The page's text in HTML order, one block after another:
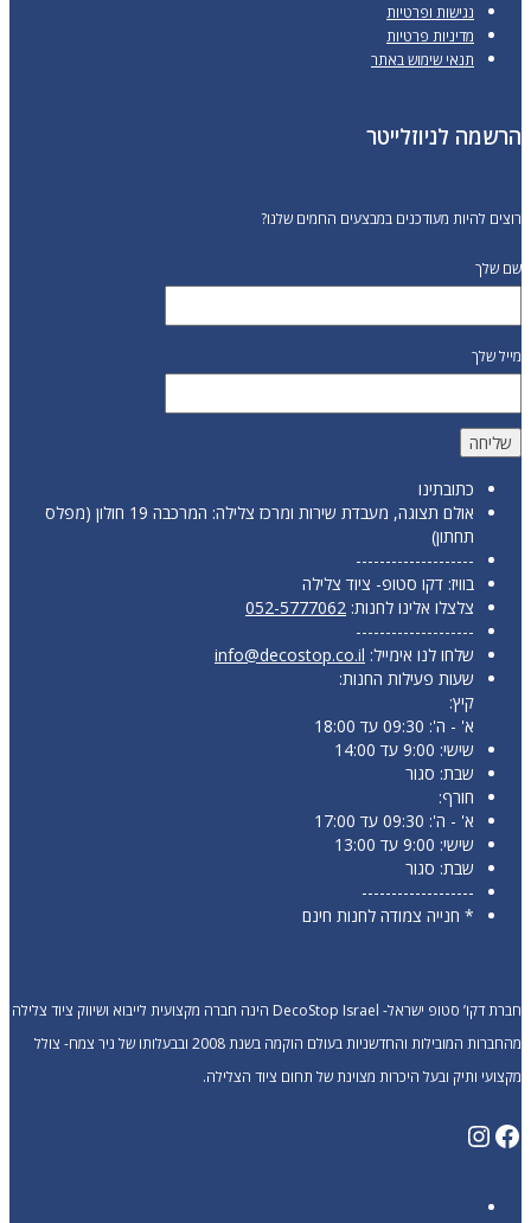
נגישות ופרטיות
מדיניות פרטיות
תנאי שימוש באתר
הרשמה לניוזלייטר
רוצים להיות מעודכנים במבצעים החמים שלנו?
שם שלך
מייל שלך
כתובתינו
אולם תצוגה, מעבדת שירות ומרכז צלילה: המרכבה 19 חולון (מפלס
תחתון)
--------------------
בוויז: דקו סטופ- ציוד צלילה
צלצלו אלינו לחנות: 052-5777062
--------------------
שלחו לנו אימייל: info@decostop.co.il
שעות פעילות החנות:
קיץ:
א' - ה': 09:30 עד 18:00
שישי: 9:00 עד 14:00
שבת: סגור
חורף:
א' - ה': 09:30 עד 17:00
שישי: 9:00 עד 13:00
שבת: סגור
-------------------
* חנייה צמודה לחנות חינם
חברת דקו’ סטופ ישראל- DecoStop Israel הינה חברה מקצועית לייבוא ושיווק ציוד צלילה
מהחברות המובילות והחדשניות בעולם הוקמה בשנת 2008 ובבעלותו של ניר צמח- צולל
מקצועי ותיק ובעל היכרות מצוינת של תחום ציוד הצלילה.
Facebook
Instagram